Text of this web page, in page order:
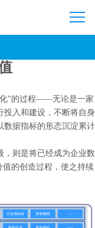
”的过程——无论是一家
投入和建设，不断将自身
数据指标的形态沉淀累计
则是将已经成为企业数
值的创造过程，使之持续